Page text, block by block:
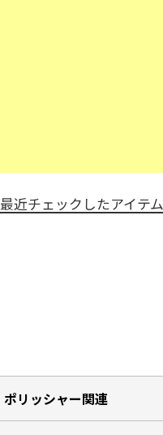
最近チェックしたアイテム
ポリッシャー関連